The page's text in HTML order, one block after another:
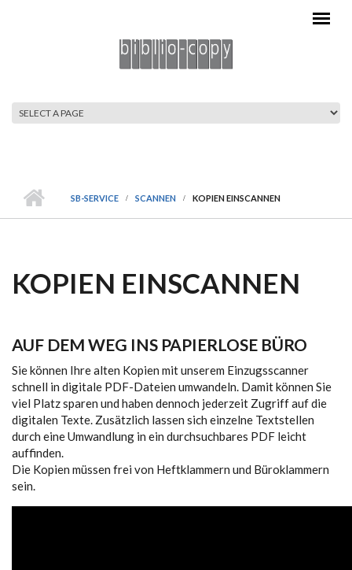
SB-SERVICE SCANNEN KOPIEN EINSCANNEN
KOPIEN EINSCANNEN
AUF DEM WEG INS PAPIERLOSE BÜRO
Sie können Ihre alten Kopien mit unserem Einzugsscanner
schnell in digitale PDF-Dateien umwandeln. Damit können Sie
viel Platz sparen und haben dennoch jederzeit Zugriff auf die
digitalen Texte. Zusätzlich lassen sich einzelne Textstellen
durch eine Umwandlung in ein durchsuchbares PDF leicht
auffinden.
Die Kopien müssen frei von Heftklammern und Büroklammern
sein.